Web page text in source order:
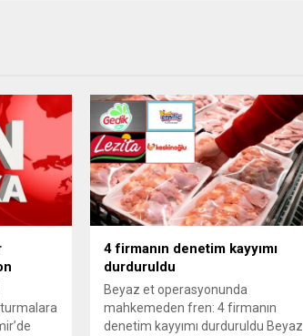
4 firmanın denetim kayyımı
durduruldu
Beyaz et operasyonunda
mahkemeden fren: 4 firmanın
denetim kayyımı durduruldu Beyaz